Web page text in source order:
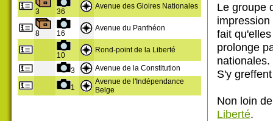
3 36
Avenue des Gloires Nationales
8 16
Avenue du Panthéon
10
Rond-point de la Liberté
3 Avenue de la Constitution
1
Avenue de l'Indépendance
Belge
Le groupe
fait
prolonge
nationales.
S'y
Non loin
Liberté.